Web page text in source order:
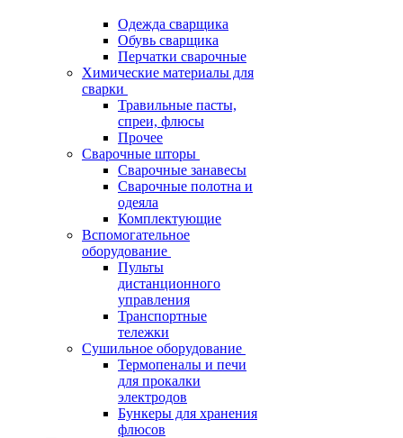
Одежда сварщика
Обувь сварщика
Перчатки сварочные
Химические материалы для
сварки
Травильные пасты,
спреи, флюсы
Прочее
Сварочные шторы
Сварочные занавесы
Сварочные полотна и
одеяла
Комплектующие
Вспомогательное
оборудование
Пульты
дистанционного
управления
Транспортные
тележки
Сушильное оборудование
Термопеналы и печи
для прокалки
электродов
Бункеры для хранения
флюсов